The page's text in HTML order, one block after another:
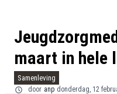
maart in hele
Samenleving
door anp donderdag, 12